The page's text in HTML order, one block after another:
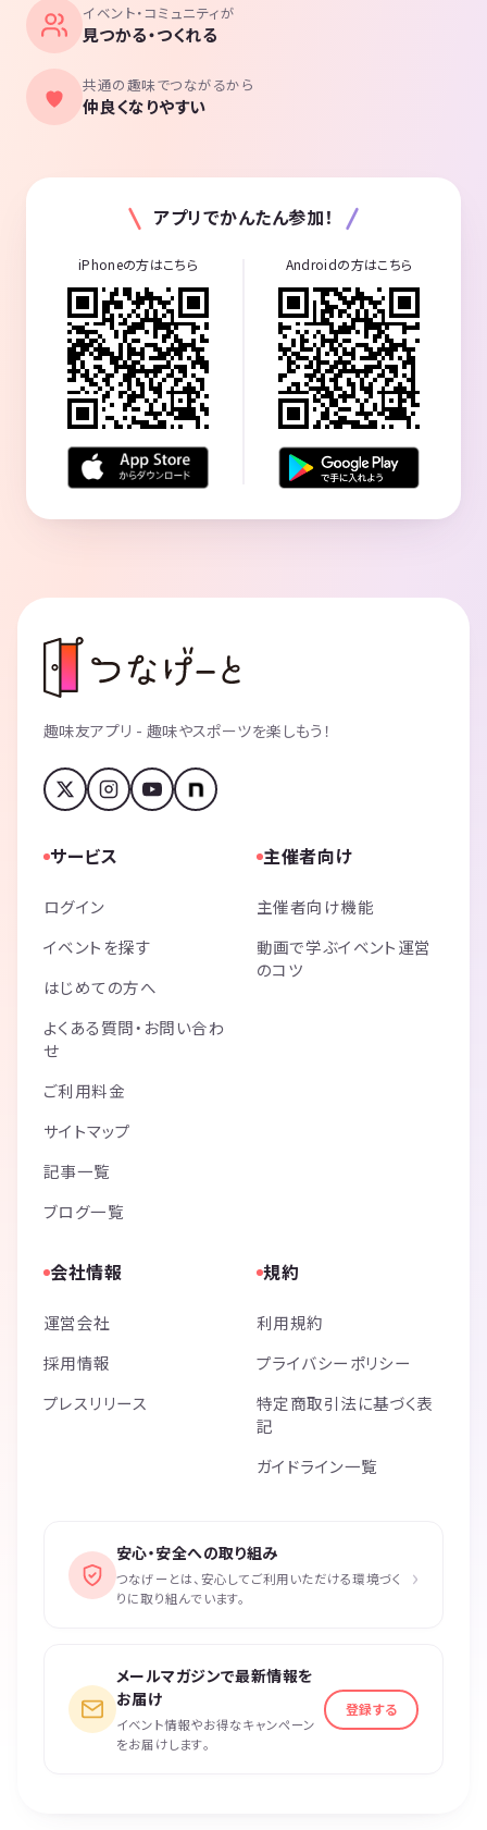
イベント・コミュニティが
見つかる・つくれる
共通の趣味でつながるから
仲良くなりやすい
アプリでかんたん参加！
iPhoneの方はこちら Androidの方はこちら
趣味友アプリ - 趣味やスポーツを楽しもう！
サービス
ログイン
イベントを探す
はじめての方へ
よくある質問・お問い合わ
せ
ご利用料金
サイトマップ
記事一覧
ブログ一覧
主催者向け
主催者向け機能
動画で学ぶイベント運営
のコツ
会社情報
運営会社
採用情報
プレスリリース
規約
利用規約
プライバシーポリシー
特定商取引法に基づく表
記
ガイドライン一覧
安心・安全への取り組み
つなげーとは、安心してご利用いただける環境づく
りに取り組んでいます。
›
メールマガジンで最新情報を
お届け
イベント情報やお得なキャンペーン
をお届けします。
登録する